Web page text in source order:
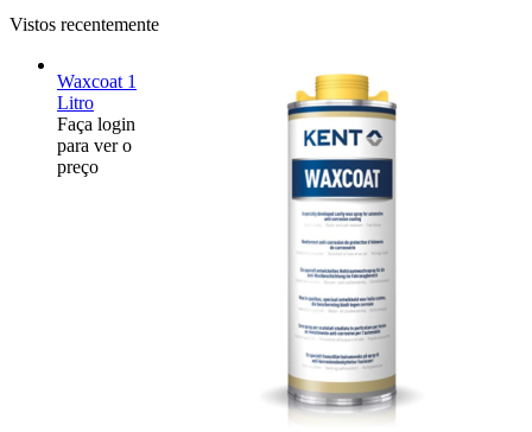
Vistos recentemente
Waxcoat 1
Litro
Faça login
para ver o
preço